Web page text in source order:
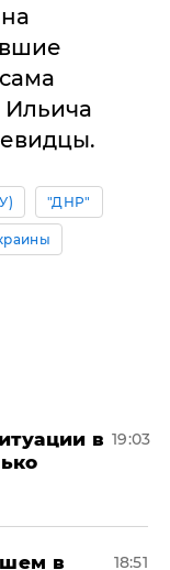
Ильича
"ДНР"
в 19:03
в 18:51